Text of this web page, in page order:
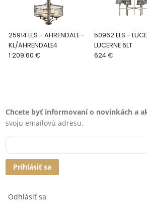
25914 ELS - AHRENDALE -
KL/AHRENDALE4
1 209.60 €
50962 ELS - LUCERNE -
LUCERNE 6LT
624 €
Chcete byť informovaní o novinkách a
svoju emailovú adresu.
Prihlásiť sa
Odhlásiť sa